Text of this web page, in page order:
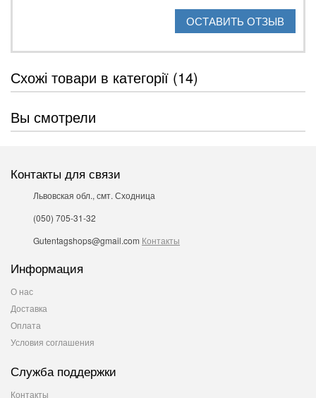
ОСТАВИТЬ ОТЗЫВ
Схожі товари в категорії (14)
Вы смотрели
Контакты для связи
Львовская обл., смт. Сходница
(050) 705-31-32
Gutentagshops@gmail.com Контакты
Информация
О нас
Доставка
Оплата
Условия соглашения
Служба поддержки
Контакты